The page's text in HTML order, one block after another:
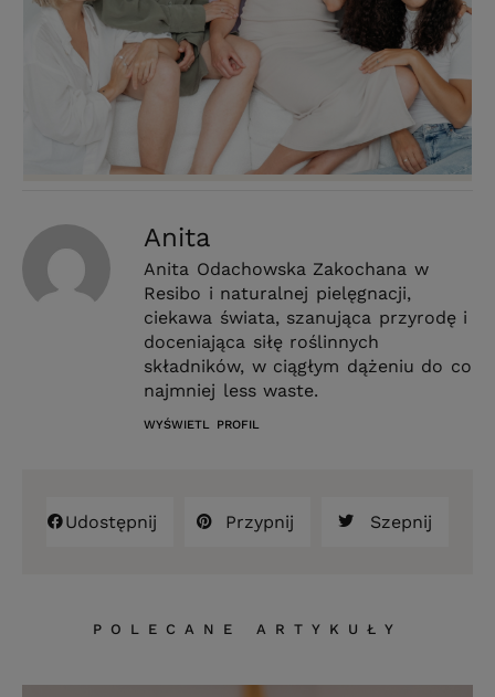
Anita
Anita Odachowska Zakochana w
Resibo i naturalnej pielęgnacji,
ciekawa świata, szanująca przyrodę i
doceniająca siłę roślinnych
składników, w ciągłym dążeniu do co
najmniej less waste.
WYŚWIETL PROFIL
Udostępnij Przypnij Szepnij
POLECANE ARTYKUŁY